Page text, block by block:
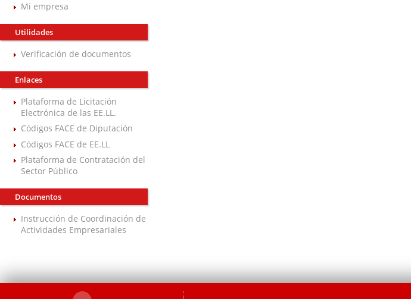
Mi empresa
Utilidades
Verificación de documentos
Enlaces
Plataforma de Licitación
Electrónica de las EE.LL.
Códigos FACE de Diputación
Códigos FACE de EE.LL
Plataforma de Contratación del
Sector Público
Documentos
Instrucción de Coordinación de
Actividades Empresariales